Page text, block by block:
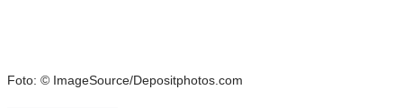
Foto: © ImageSource/Depositphotos.com